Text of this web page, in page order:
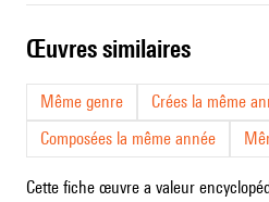
œuvres similaires
Même genre
Crées la même
Composées la même année
Cette fiche œuvre a valeur